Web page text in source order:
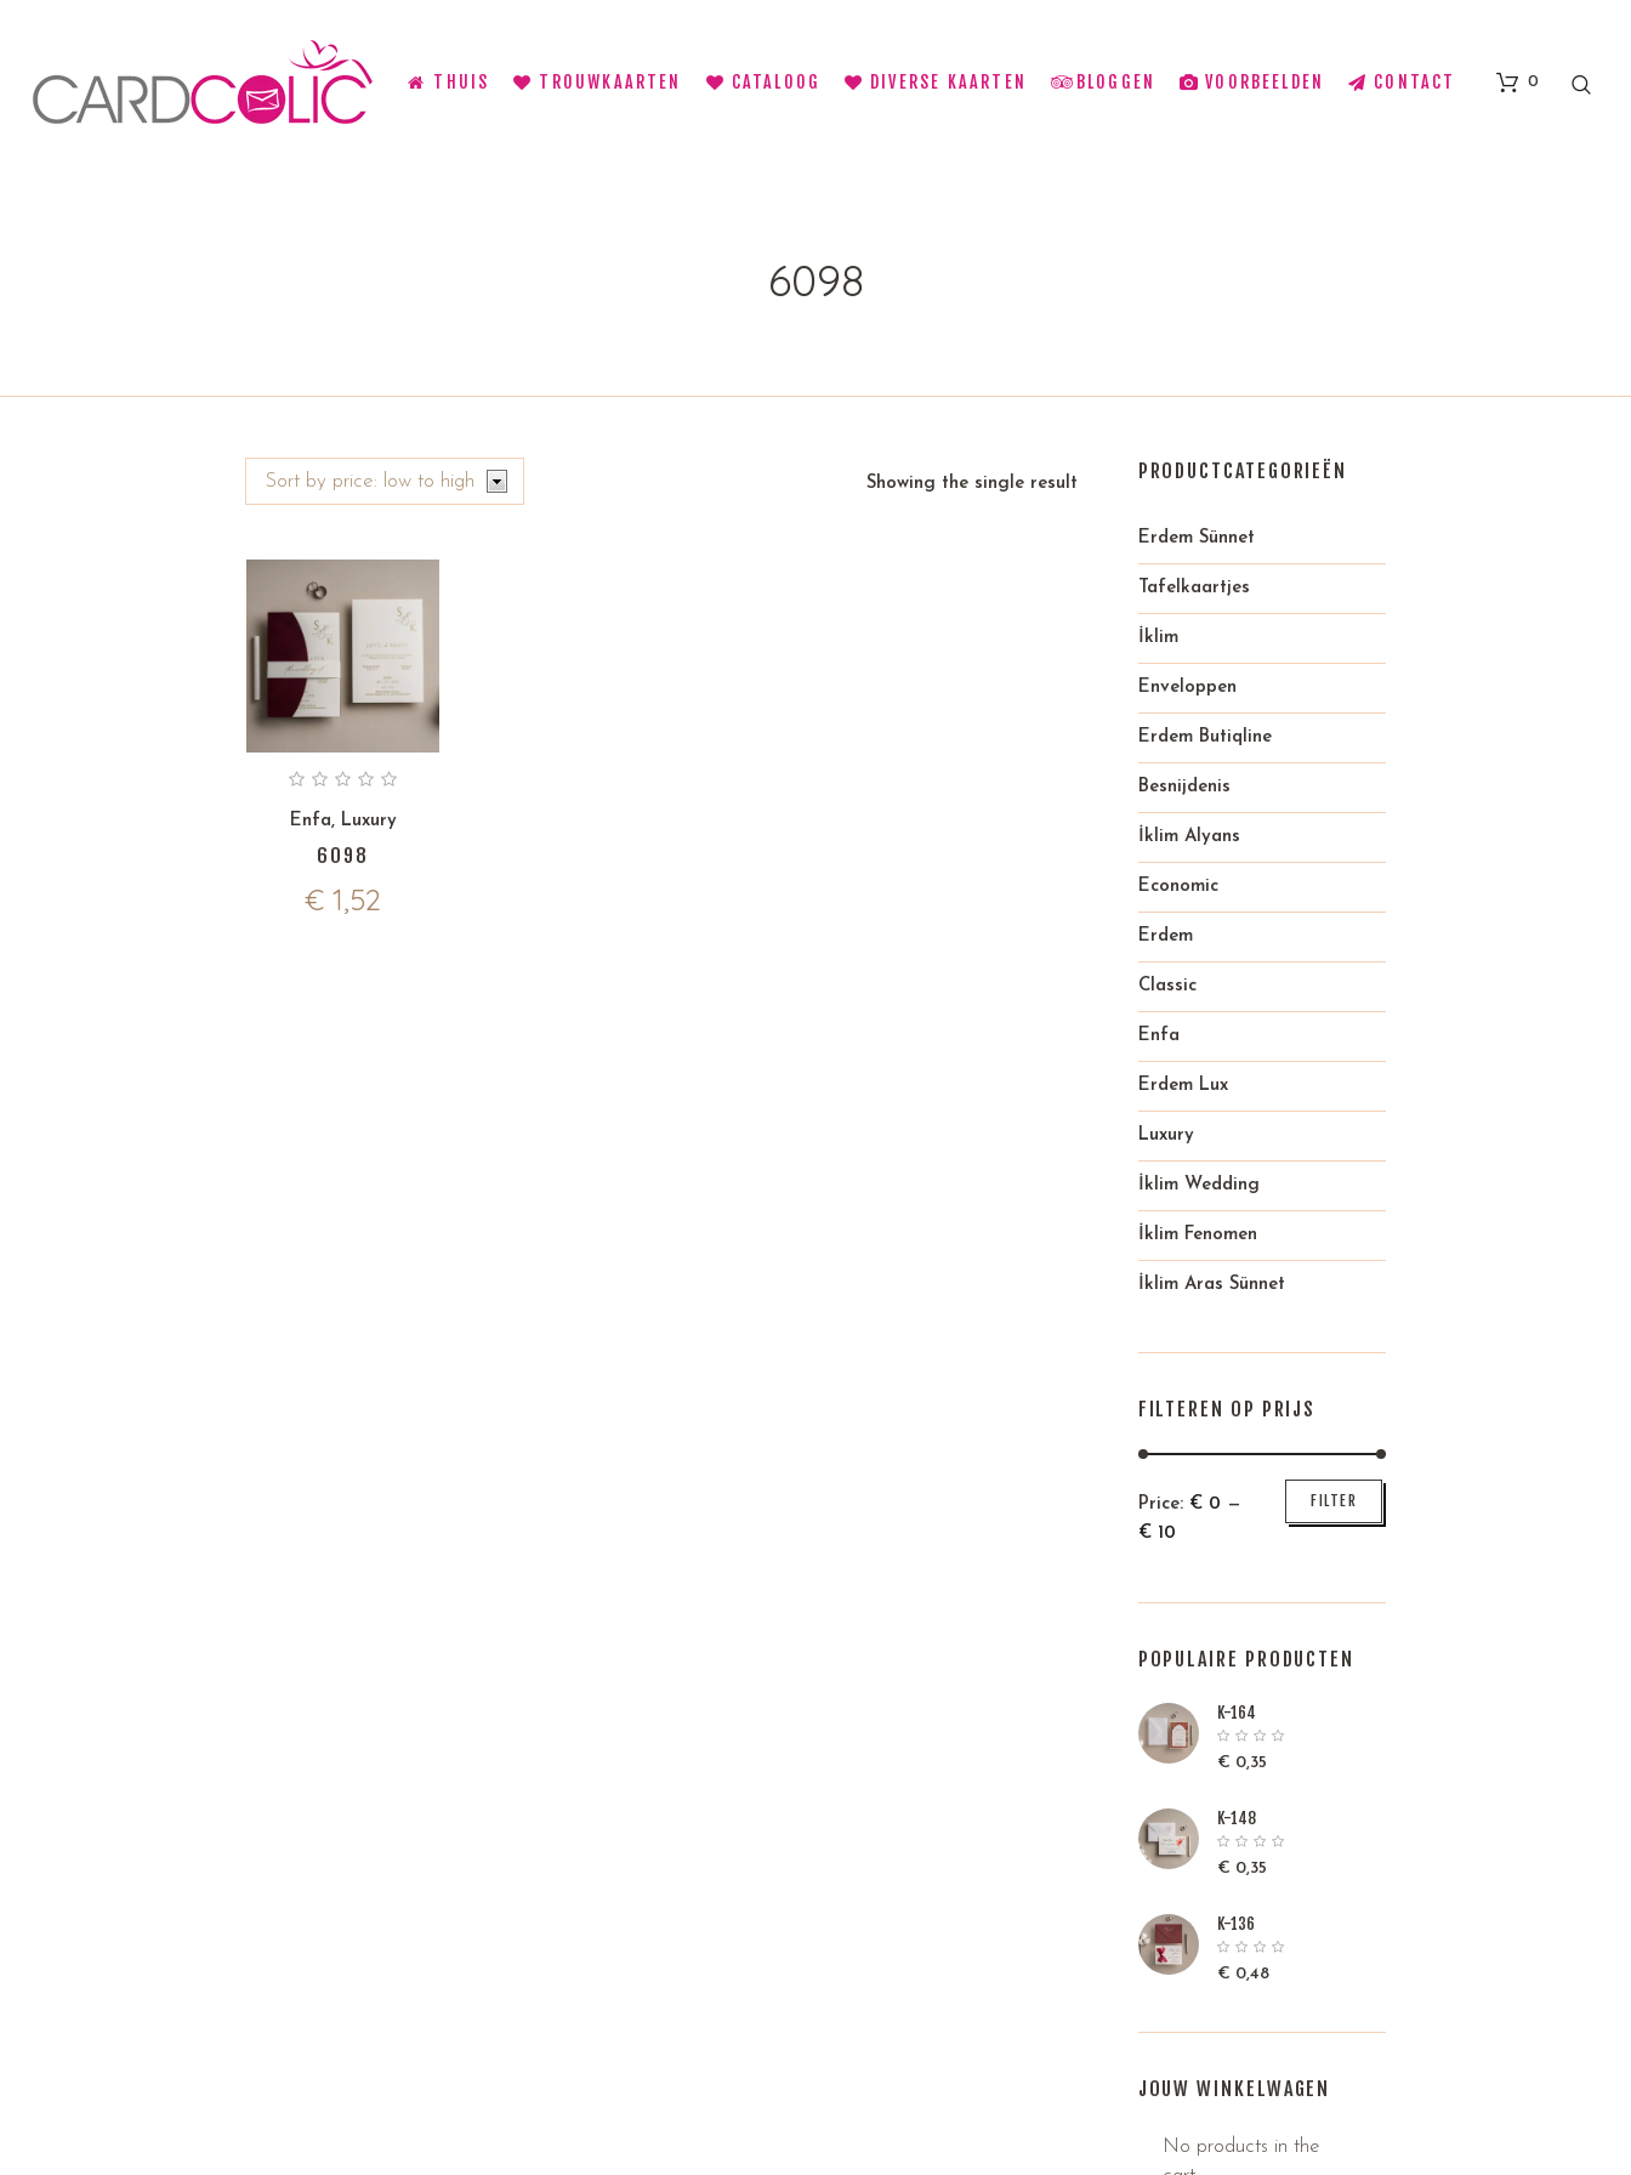
0
THUIS TROUWKAARTEN CATALOOG DIVERSE KAARTEN BLOGGEN VOORBEELDEN CONTACT
6098
Showing the single result
Enfa, Luxury
6098
€ 1,52
PRODUCTCATEGORIEËN
Erdem Sünnet
Tafelkaartjes
İklim
Enveloppen
Erdem Butiqline
Besnijdenis
İklim Alyans
Economic
Erdem
Classic
Enfa
Erdem Lux
Luxury
İklim Wedding
İklim Fenomen
İklim Aras Sünnet
FILTEREN OP PRIJS
Min
price
Max
price
FILTER
Price: € 0 —
€ 10
POPULAIRE PRODUCTEN
K-164
€ 0,35
K-148
€ 0,35
K-136
€ 0,48
JOUW WINKELWAGEN
No products in the